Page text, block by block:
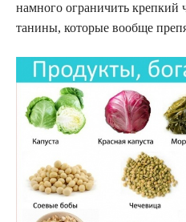
намного ограничить
танины, которые вообще